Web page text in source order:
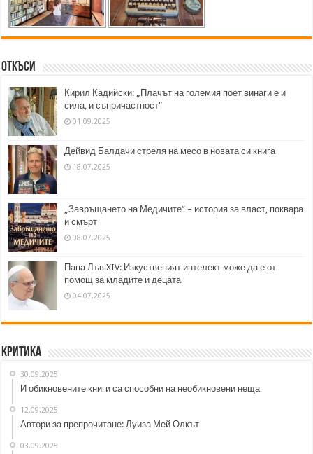
Откъси
Кирил Кадийски: „Плачът на големия поет винаги е и
сила, и съпричастност“
01.09.2025
Дейвид Балдачи стреля на месо в новата си книга
18.07.2025
„Завръщането на Медичите“ – история за власт, поквара
и смърт
08.07.2025
Папа Лъв XIV: Изкуственият интелект може да е от
помощ за младите и децата
04.07.2025
Критика
30.09.2025
И обикновените книги са способни на необикновени неща
12.09.2025
Автори за препрочитане: Луиза Мей Олкът
03.09.2025